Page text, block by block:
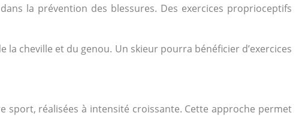
la prévention des blessures. Des exercices proprioceptifs
cheville et du genou. Un skieur pourra bénéficier d’exercices
réalisées à intensité croissante. Cette approche permet